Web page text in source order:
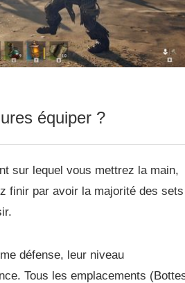
équiper ?
sur lequel vous mettrez la main,
finir par avoir la majorité des sets
défense, leur niveau
Tous les emplacements